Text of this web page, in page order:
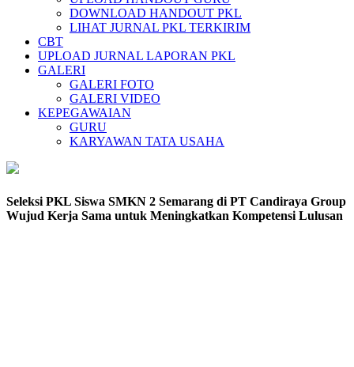
DOWNLOAD HANDOUT PKL
LIHAT JURNAL PKL TERKIRIM
CBT
UPLOAD JURNAL LAPORAN PKL
GALERI
GALERI FOTO
GALERI VIDEO
KEPEGAWAIAN
GURU
KARYAWAN TATA USAHA
Seleksi PKL Siswa SMKN 2 Semarang di PT Candiraya Group
Wujud Kerja Sama untuk Meningkatkan Kompetensi Lulusan